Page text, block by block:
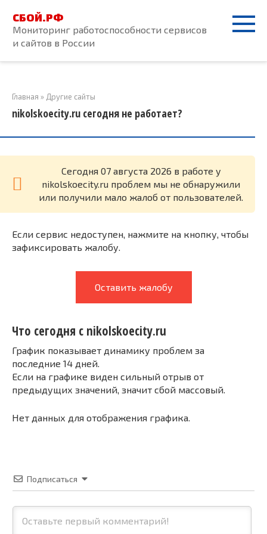
контенту
СБОЙ.РФ
Мониторинг работоспособности сервисов
и сайтов в России
Главная » Другие сайты
nikolskoecity.ru сегодня не работает?
Cегодня 07 августа 2026 в работе у
nikolskoecity.ru проблем мы не обнаружили
или получили мало жалоб от пользователей.
Если сервис недоступен, нажмите на кнопку, чтобы
зафиксировать жалобу.
Оставить жалобу
Что сегодня с nikolskoecity.ru
График показывает динамику проблем за
последние 14 дней.
Если на графике виден сильный отрыв от
предыдущих значений, значит сбой массовый.
Нет данных для отображения графика.
Подписаться